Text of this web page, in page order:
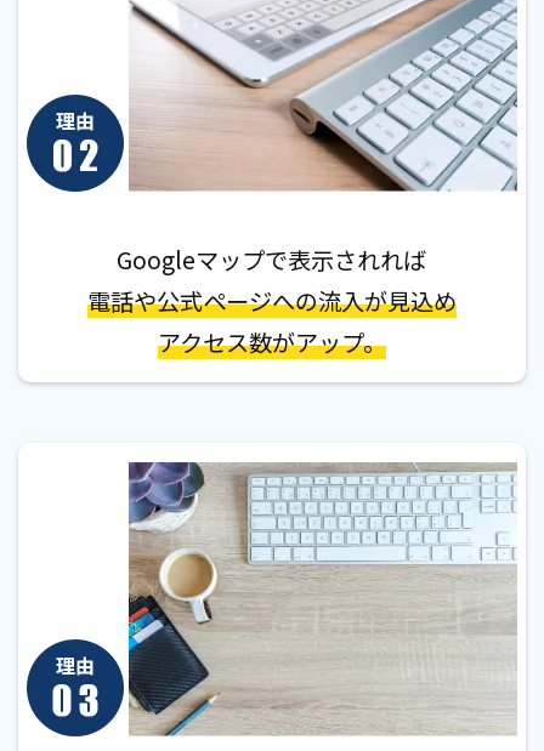
Googleマップで表示されれば
電話や公式ページへの流入が見込め
アクセス数がアップ。